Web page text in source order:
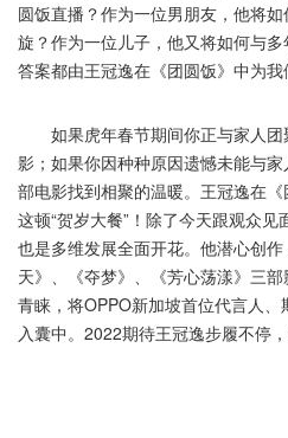
圆饭直播？作为一位男朋友，他将
旋？作为一位儿子，他又将如何与
答案都由王冠逸在《团圆饭》中为我
如果虎年春节期间你正与家人团
影；如果你因种种原因遗憾未能与
部电影找到相聚的温暖。王冠逸在
这顿“贺岁大餐”！除了今天跟观众
也是多维发展全面开花。他潜心创
天》、《夺梦》、《芳心荡漾》三
青睐，将OPPO新加坡首位代言人
入囊中。2022期待王冠逸步履不停